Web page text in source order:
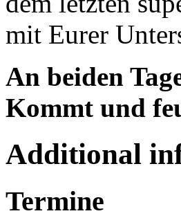
mit Eurer
An beiden
Kommt und
Additional
Termine